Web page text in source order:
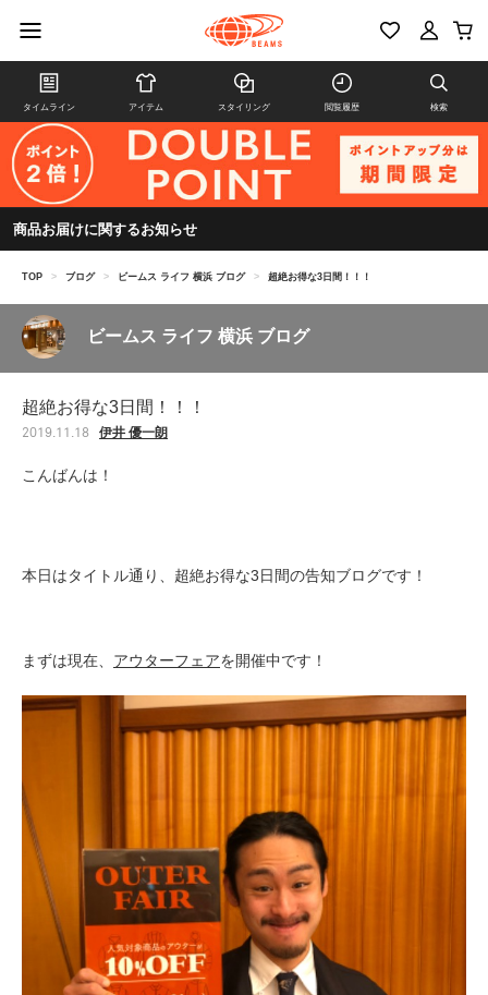
タイムライン アイテム スタイリング 閲覧履歴 検索
商品お届けに関するお知らせ
TOP > ブログ > ビームス ライフ 横浜 ブログ > 超絶お得な3日間！！！
ビームス ライフ 横浜 ブログ
超絶お得な3日間！！！
2019.11.18 伊井 優一朗
こんばんは！
本日はタイトル通り、超絶お得な3日間の告知ブログです！
まずは現在、 アウターフェアを開催中です！